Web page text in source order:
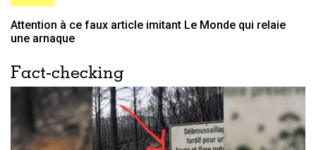
Attention à ce faux article imitant Le Monde qui relaie
une arnaque
Fact-checking